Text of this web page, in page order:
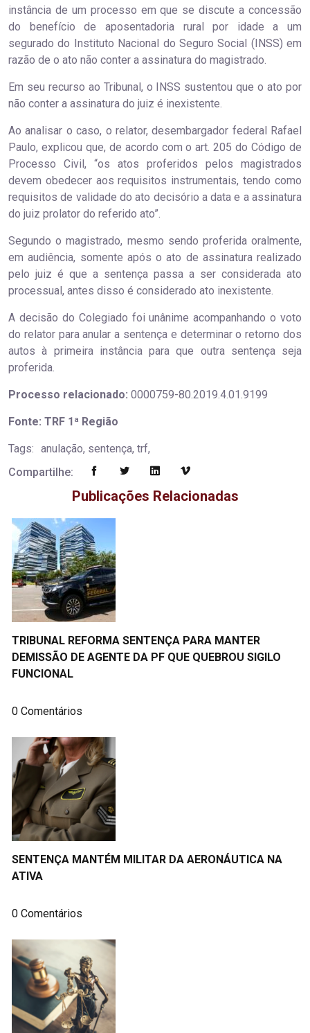
instância de um processo em que se discute a concessão
do benefício de aposentadoria rural por idade a um
segurado do Instituto Nacional do Seguro Social (INSS) em
razão de o ato não conter a assinatura do magistrado.
Em seu recurso ao Tribunal, o INSS sustentou que o ato por
não conter a assinatura do juiz é inexistente.
Ao analisar o caso, o relator, desembargador federal Rafael
Paulo, explicou que, de acordo com o art. 205 do Código de
Processo Civil, “os atos proferidos pelos magistrados
devem obedecer aos requisitos instrumentais, tendo como
requisitos de validade do ato decisório a data e a assinatura
do juiz prolator do referido ato”.
Segundo o magistrado, mesmo sendo proferida oralmente,
em audiência, somente após o ato de assinatura realizado
pelo juiz é que a sentença passa a ser considerada ato
processual, antes disso é considerado ato inexistente.
A decisão do Colegiado foi unânime acompanhando o voto
do relator para anular a sentença e determinar o retorno dos
autos à primeira instância para que outra sentença seja
proferida.
Processo relacionado: 0000759-80.2019.4.01.9199
Fonte: TRF 1ª Região
Tags: anulação, sentença, trf,
Compartilhe:
Publicações Relacionadas
TRIBUNAL REFORMA SENTENÇA PARA MANTER
DEMISSÃO DE AGENTE DA PF QUE QUEBROU SIGILO
FUNCIONAL
0 Comentários
SENTENÇA MANTÉM MILITAR DA AERONÁUTICA NA
ATIVA
0 Comentários